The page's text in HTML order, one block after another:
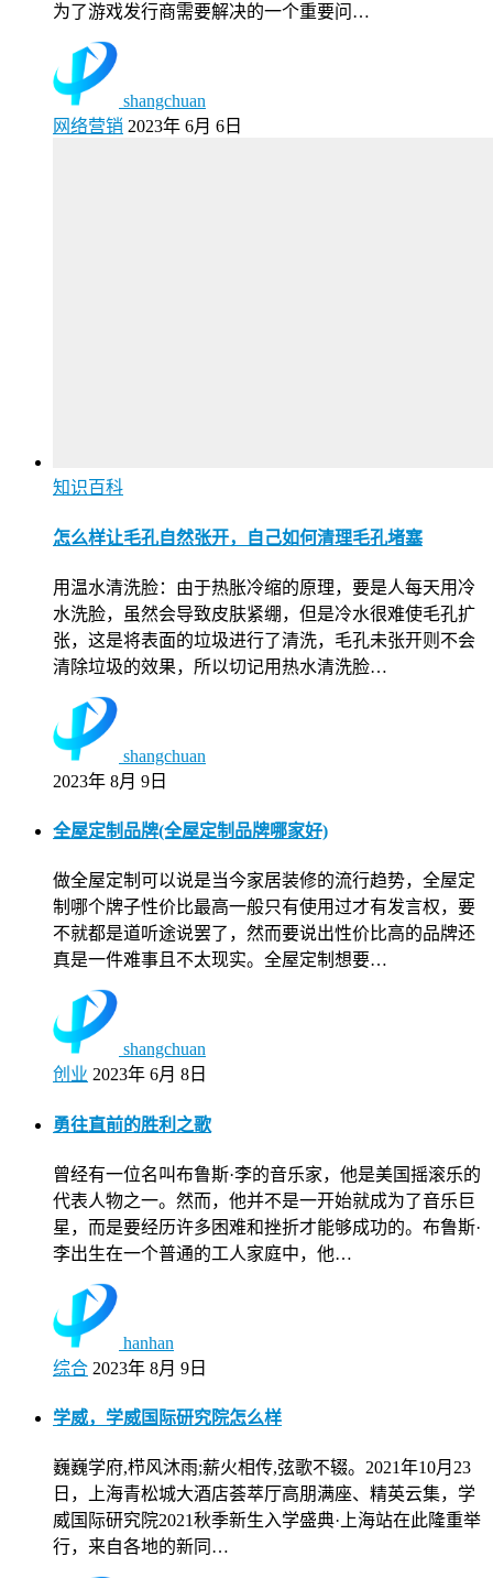
为了游戏发行商需要解决的一个重要问…
shangchuan
网络营销 2023年 6月 6日
知识百科
怎么样让毛孔自然张开，自己如何清理毛孔堵塞
用温水清洗脸：由于热胀冷缩的原理，要是人每天用冷
水洗脸，虽然会导致皮肤紧绷，但是冷水很难使毛孔扩
张，这是将表面的垃圾进行了清洗，毛孔未张开则不会
清除垃圾的效果，所以切记用热水清洗脸…
shangchuan
2023年 8月 9日
全屋定制品牌(全屋定制品牌哪家好)
做全屋定制可以说是当今家居装修的流行趋势，全屋定
制哪个牌子性价比最高一般只有使用过才有发言权，要
不就都是道听途说罢了，然而要说出性价比高的品牌还
真是一件难事且不太现实。全屋定制想要…
shangchuan
创业 2023年 6月 8日
勇往直前的胜利之歌
曾经有一位名叫布鲁斯·李的音乐家，他是美国摇滚乐的
代表人物之一。然而，他并不是一开始就成为了音乐巨
星，而是要经历许多困难和挫折才能够成功的。布鲁斯·
李出生在一个普通的工人家庭中，他…
hanhan
综合 2023年 8月 9日
学威，学威国际研究院怎么样
巍巍学府,栉风沐雨;薪火相传,弦歌不辍。2021年10月23
日，上海青松城大酒店荟萃厅高朋满座、精英云集，学
威国际研究院2021秋季新生入学盛典·上海站在此隆重举
行，来自各地的新同…